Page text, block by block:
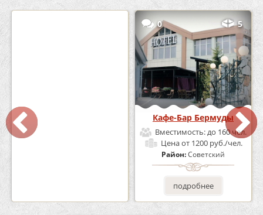
Кафе «Шишка»
Вместимость:
0 5
Кафе-Бар Бермуды
Вместимость:до 160 чел.
Ценаот 1200 руб./чел.
Район:Советский
подробнее